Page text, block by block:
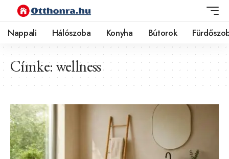
Nappali Hálószoba Konyha Bútorok
Címke:wellness